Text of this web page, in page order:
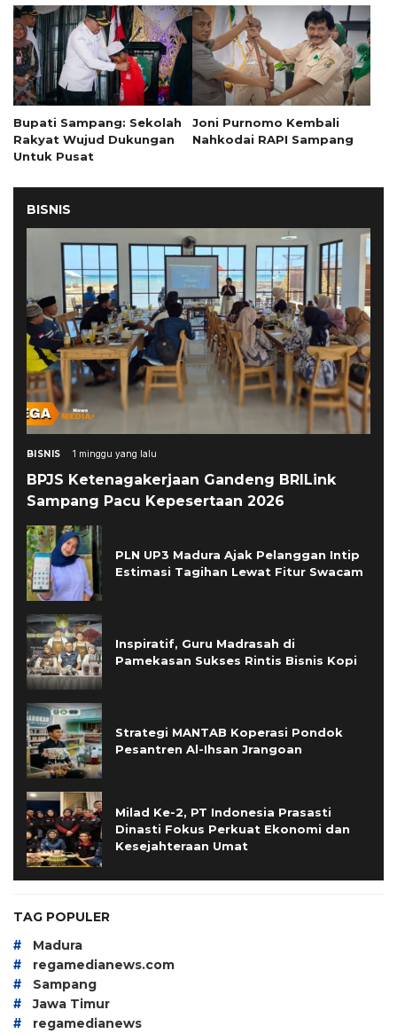
Bupati Sampang: Sekolah
Rakyat Wujud Dukungan
Untuk Pusat
Joni Purnomo Kembali
Nahkodai RAPI Sampang
BISNIS
BISNIS 1 minggu yang lalu
BPJS Ketenagakerjaan Gandeng BRILink
Sampang Pacu Kepesertaan 2026
PLN UP3 Madura Ajak Pelanggan Intip
Estimasi Tagihan Lewat Fitur Swacam
Inspiratif, Guru Madrasah di
Pamekasan Sukses Rintis Bisnis Kopi
Strategi MANTAB Koperasi Pondok
Pesantren Al-Ihsan Jrangoan
Milad Ke-2, PT Indonesia Prasasti
Dinasti Fokus Perkuat Ekonomi dan
Kesejahteraan Umat
TAG POPULER
# Madura
# regamedianews.com
# Sampang
# Jawa Timur
# regamedianews